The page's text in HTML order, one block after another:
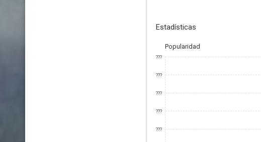
Estadísticas
Popularidad
???
???
???
???
???